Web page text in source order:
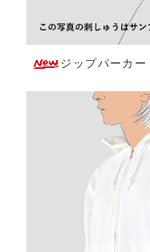
ジップパーカ